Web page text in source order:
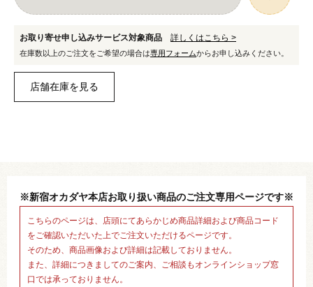
お取り寄せ申し込みサービス対象商品 詳しくはこちら >
在庫数以上のご注文をご希望の場合は専用フォームからお申し込みください。
※新宿オカダヤ本店お取り扱い商品のご注文専用ページです※
こちらのページは、店頭にてあらかじめ商品詳細および商品コード
をご確認いただいた上でご注文いただけるページです。
そのため、商品画像および詳細は記載しておりません。
また、詳細につきましてのご案内、ご相談もオンラインショップ窓
口では承っておりません。